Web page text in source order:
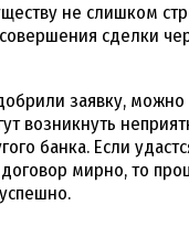
не слишком
сделки
заявку, можно
возникнуть
банка. Если
договор мирно, то